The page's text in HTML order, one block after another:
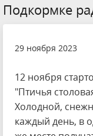
Подкормке
29 ноября 2023
12 ноября
"Птичья
Холодной,
каждый день, в